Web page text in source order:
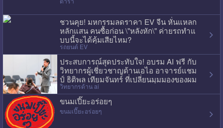
ชวนคุย! มหกรรมลดราคา EV จีน หั่นแหลก
หลักแสน คนซื้อก่อน \"หลังหัก\" ค่ายรถทำแ
บบนี้จะได้คุ้มเสียไหม?
รถยนต์ EV
ประสบการณ์สุดประทับใจ! อบรม AI ฟรี กับ
วิทยากรผู้เชี่ยวชาญด้านเอไอ อาจารย์แชม
ป์ ธิติพล เทียมจันทร์ ที่เปลี่ยนมุมมองของผม
ไปเลย
วิทยากรด้าน ai
ขนมเปี๊ยะอร่อยๆ
ขนมเปี๊ยะอร่อยๆ